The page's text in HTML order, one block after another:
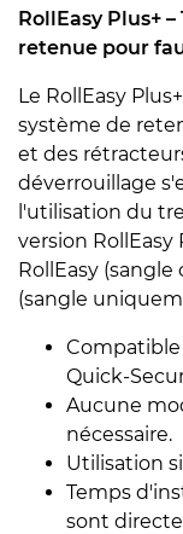
RollEasy Plus+
retenue pour
Le RollEasy
système de
et des
déverrouillage
l'utilisation du
version
RollEasy (sangle
(sangle
Compatible
Quick-
Aucune
nécessaire.
Utilisation
Temps
sont